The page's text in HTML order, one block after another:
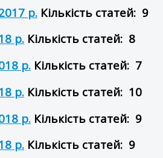
р. Кількість статей: 9
р. Кількість статей: 8
р. Кількість статей: 7
р. Кількість статей: 10
р. Кількість статей: 9
р. Кількість статей: 9